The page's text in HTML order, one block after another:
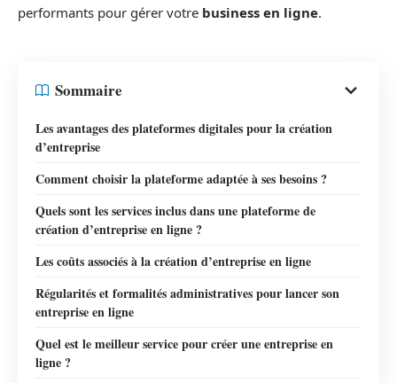
performants pour gérer votre business en ligne.
Sommaire
Les avantages des plateformes digitales pour la création
d’entreprise
Comment choisir la plateforme adaptée à ses besoins ?
Quels sont les services inclus dans une plateforme de
création d’entreprise en ligne ?
Les coûts associés à la création d’entreprise en ligne
Régularités et formalités administratives pour lancer son
entreprise en ligne
Quel est le meilleur service pour créer une entreprise en
ligne ?